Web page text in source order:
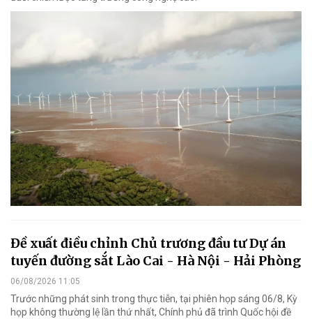
Đề xuất điều chỉnh Chủ trương đầu tư Dự án
tuyến đường sắt Lào Cai - Hà Nội - Hải Phòng
06/08/2026 11:05
Trước những phát sinh trong thực tiễn, tại phiên họp sáng 06/8, Kỳ
họp không thường lệ lần thứ nhất, Chính phủ đã trình Quốc hội đề